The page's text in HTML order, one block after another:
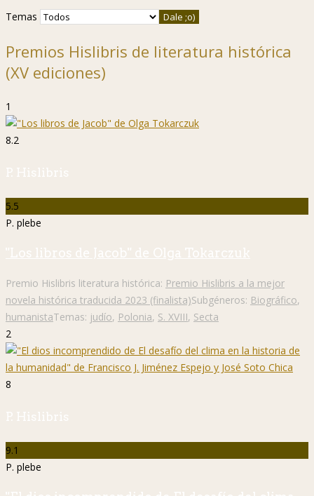
Temas
Premios Hislibris de literatura histórica
(XV ediciones)
1
8.2
P. Hislibris
5.5
P. plebe
"Los libros de Jacob" de Olga Tokarczuk
Premio Hislibris literatura histórica: Premio Hislibris a la mejor
novela histórica traducida 2023 (finalista)Subgéneros: Biográfico,
humanistaTemas: judío, Polonia, S. XVIII, Secta
2
8
P. Hislibris
9.1
P. plebe